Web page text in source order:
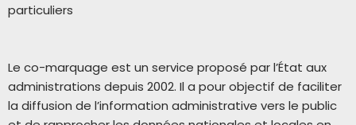
particuliers
Le co-marquage est un service proposé par l’État aux
administrations depuis 2002. Il a pour objectif de faciliter
la diffusion de l’information administrative vers le public